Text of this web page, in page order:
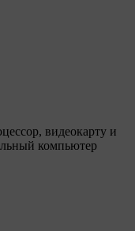
видеокарту и
компьютер